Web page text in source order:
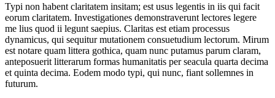
Typi non habent claritatem insitam; est usus legentis in iis qui facit
eorum claritatem. Investigationes demonstraverunt lectores legere
me lius quod ii legunt saepius. Claritas est etiam processus
dynamicus, qui sequitur mutationem consuetudium lectorum. Mirum
est notare quam littera gothica, quam nunc putamus parum claram,
anteposuerit litterarum formas humanitatis per seacula quarta decima
et quinta decima. Eodem modo typi, qui nunc, fiant sollemnes in
futurum.